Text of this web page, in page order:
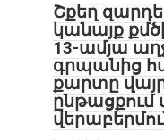
Շքեղ
կանայք
13-ամյա
գրպանից
քարտը